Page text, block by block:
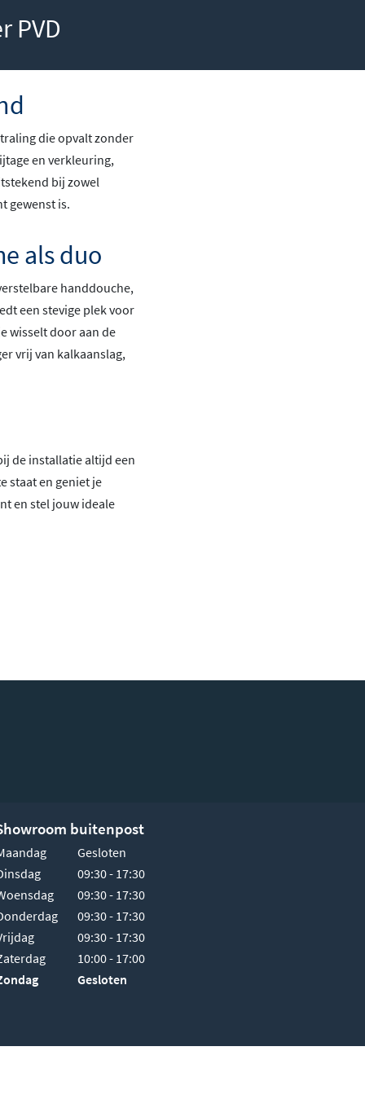
PVD
die opvalt zonder
en verkleuring,
bij zowel
gewenst is.
als duo
handdouche,
een stevige plek voor
wisselt door aan de
vrij van kalkaanslag,
de installatie altijd een
staat en geniet je
en stel jouw ideale
buitenpost
Gesloten
09:30 - 17:30
09:30 - 17:30
09:30 - 17:30
09:30 - 17:30
10:00 - 17:00
Gesloten